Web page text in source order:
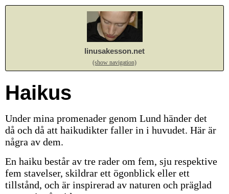
linusakesson.net
(show navigation)
Haikus
Under mina promenader genom Lund händer det
då och då att haikudikter faller in i huvudet. Här är
några av dem.
En haiku består av tre rader om fem, sju respektive
fem stavelser, skildrar ett ögonblick eller ett
tillstånd, och är inspirerad av naturen och präglad